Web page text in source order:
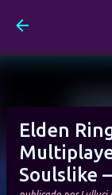
Elden
Soulslike